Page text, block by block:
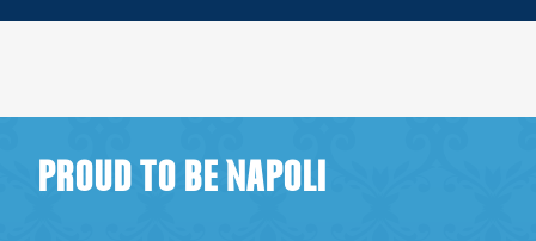
PROUD TO BE NAPOLI